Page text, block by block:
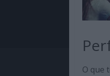
O que